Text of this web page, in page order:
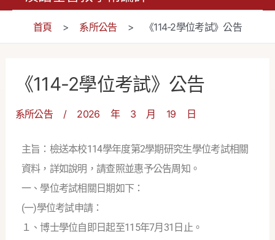
首頁 > 系所公告 > 《114-2學位考試》公告
《114-2學位考試》公告
系所公告/ 2026 年 3 月 19 日
主旨：檢送本校114學年度第2學期研究生學位考試相關
資料，詳如說明，請查照並惠予公告周知。
一、學位考試相關日期如下：
(一)學位考試申請：
１、博士學位自即日起至115年7月31日止。